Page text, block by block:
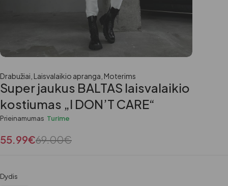
Drabužiai Laisvalaikio apranga Moterims
Super jaukus BALTAS laisvalaikio
kostiumas „I DON’T CARE“
Prieinamumas Turime
69.00€
55.99€
Dydis